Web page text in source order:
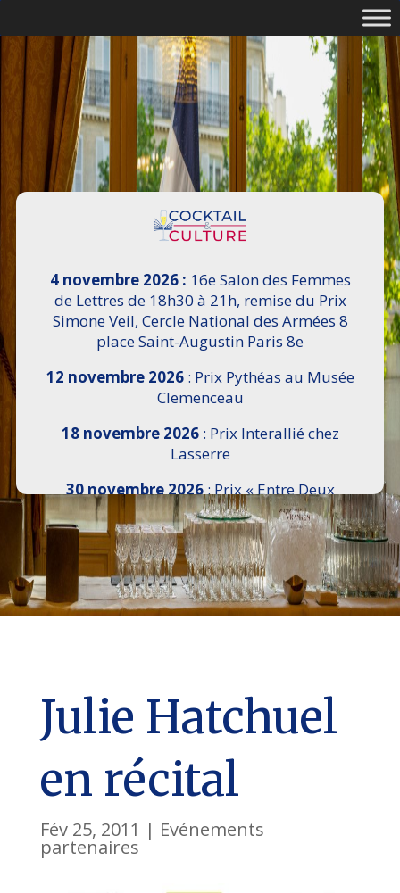
4 novembre 2026 : 16e Salon des Femmes
de Lettres de 18h30 à 21h, remise du Prix
Simone Veil, Cercle National des Armées 8
place Saint-Augustin Paris 8e
12 novembre 2026: Prix Pythéas au Musée
Clemenceau
18 novembre 2026: Prix Interallié chez
Lasserre
30 novembre 2026: Prix « Entre Deux
Rives » I Scemi Astutti au Sénat
7 décembre 2026 :16e Salon de l’Histoire de
18h30 à 21h, remise du Prix du Guesclin,
Cercle National des Armées 8 place Saint-
Augustin Paris 8e
Julie Hatchuel
en récital
Fév 25, 2011 | Evénements
partenaires